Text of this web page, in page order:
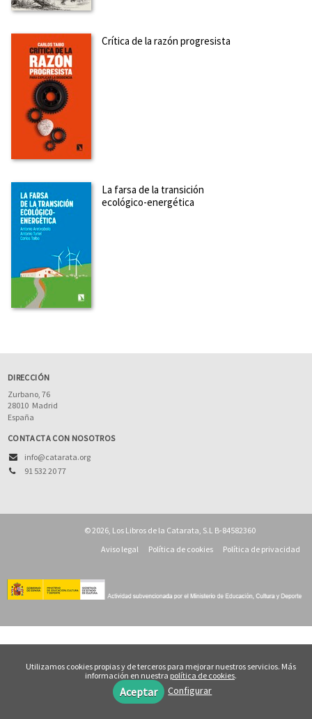
Crítica de la razón progresista
La farsa de la transición
ecológico-energética
DIRECCIÓN
Zurbano, 76
28010 Madrid
España
CONTACTA CON NOSOTROS
info@catarata.org
91 532 20 77
© 2026, Los Libros de la Catarata, S.L B-84582360
Aviso legal
Política de cookies Política de privacidad
Utilizamos cookies propias y de terceros para mejorar nuestros servicios. Más
información en nuestra política de cookies.
Aceptar Configurar